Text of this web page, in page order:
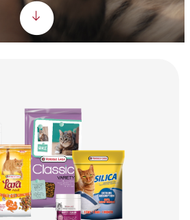
Scroll down